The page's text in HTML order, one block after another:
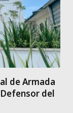
de Armada
del